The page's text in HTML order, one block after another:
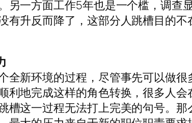
另一方面工作5年也是一个槛，调查
有升反而降了，这部分人跳槽目的不
全新环境的过程，尽管事先可以做很
利地完成这样的角色转换，很多人会
槽这一过程无法打上完美的句号。那